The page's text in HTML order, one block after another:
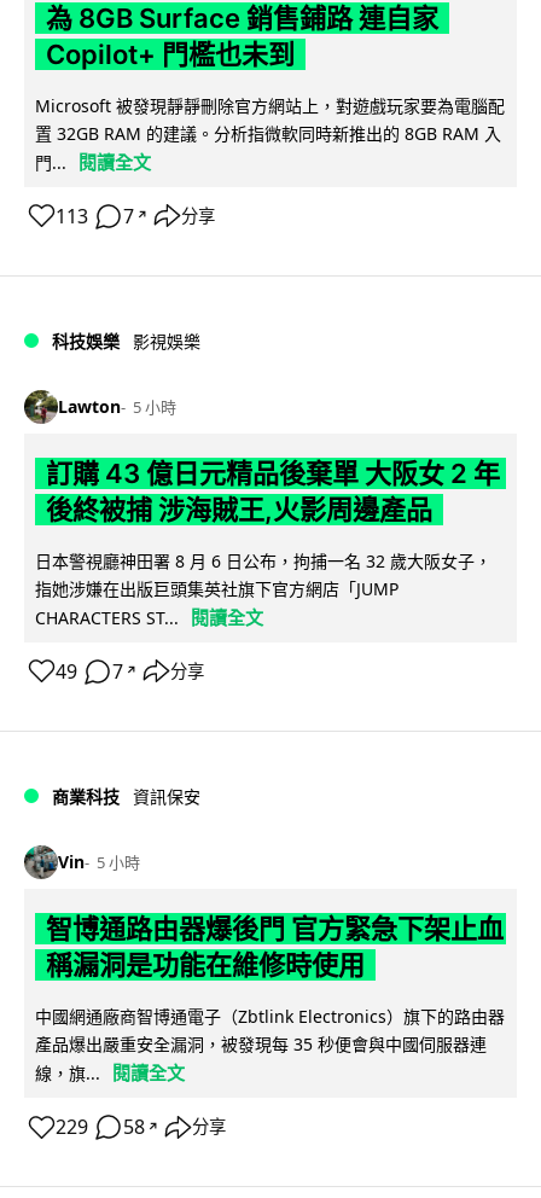
為 8GB Surface 銷售鋪路 連自家
Copilot+ 門檻也未到
Microsoft 被發現靜靜刪除官方網站上，對遊戲玩家要為電腦配
置 32GB RAM 的建議。分析指微軟同時新推出的 8GB RAM 入
門...
閱讀全文
113 7 ↗ 分享
科技娛樂 影視娛樂
Lawton 5 小時
訂購 43 億日元精品後棄單 大阪女 2 年
後終被捕 涉海賊王,火影周邊產品
日本警視廳神田署 8 月 6 日公布，拘捕一名 32 歲大阪女子，
指她涉嫌在出版巨頭集英社旗下官方網店「JUMP
CHARACTERS ST...
閱讀全文
49 7 ↗ 分享
商業科技 資訊保安
Vin 5 小時
智博通路由器爆後門 官方緊急下架止血
稱漏洞是功能在維修時使用
中國網通廠商智博通電子（Zbtlink Electronics）旗下的路由器
產品爆出嚴重安全漏洞，被發現每 35 秒便會與中國伺服器連
線，旗...
閱讀全文
229 58 ↗ 分享